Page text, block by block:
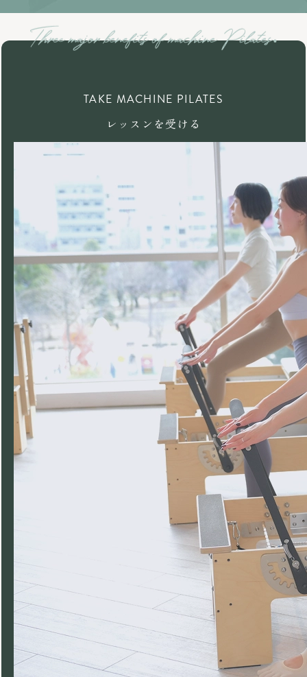
TAKE MACHINE PILATES
レッスンを受ける